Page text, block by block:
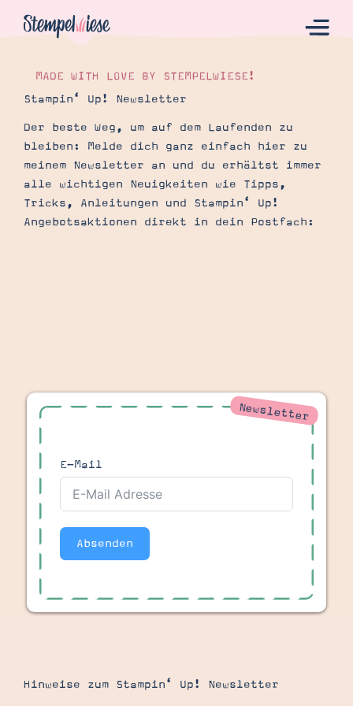
Hier Starten
Katalog
Bestellen
Kontakt
Gutscheine
Produkte erklärt
MADE WITH LOVE BY STEMPELWIESE!
Stampin‘ Up! Newsletter
Der beste Weg, um auf dem Laufenden zu
bleiben: Melde dich ganz einfach hier zu
meinem Newsletter an und du erhältst immer
alle wichtigen Neuigkeiten wie Tipps,
Tricks, Anleitungen und Stampin‘ Up!
Angebotsaktionen direkt in dein Postfach:
Newsletter
E-Mail
Absenden
Hinweise zum Stampin‘ Up! Newsletter